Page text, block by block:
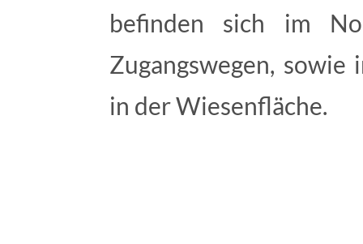
befinden sich im
Zugangswegen,
in der Wiesenfläche.